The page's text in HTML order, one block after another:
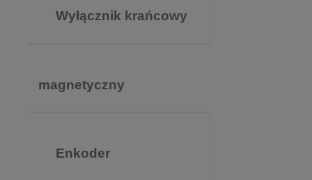
Wyłącznik krańcowy
magnetyczny
Enkoder